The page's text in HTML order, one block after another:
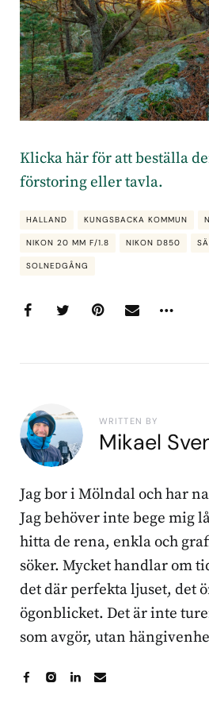
Klicka här för att beställa
förstoring eller tavla.
HALLAND KUNGSBACKA KOMMUN
NIKON 20 MM F/1.8 NIKON D850
SOLNEDGÅNG
WRITTEN BY
Mikael
Jag bor i Mölndal och har
Jag behöver inte bege mig
hitta de rena, enkla och
söker. Mycket handlar om
det där perfekta ljuset, det
ögonblicket. Det är inte
som avgör, utan